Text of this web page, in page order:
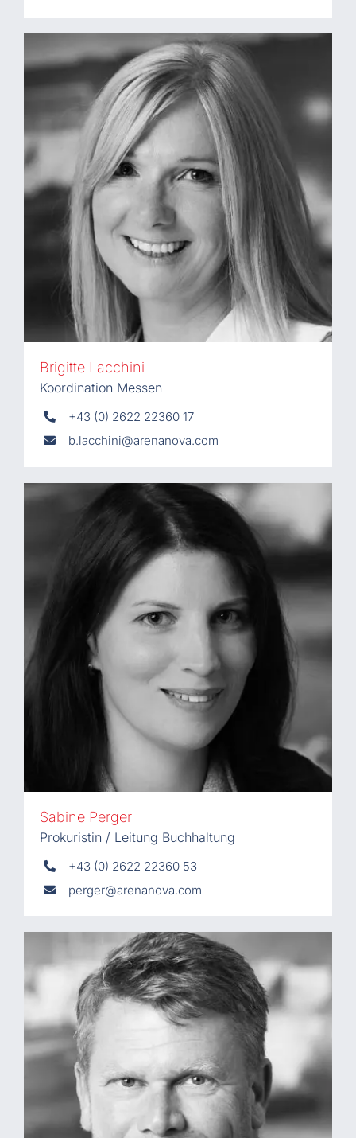
Brigitte Lacchini
Koordination Messen
+43 (0) 2622 22360 17
b.lacchini@arenanova.com
Sabine Perger
Prokuristin / Leitung Buchhaltung
+43 (0) 2622 22360 53
perger@arenanova.com